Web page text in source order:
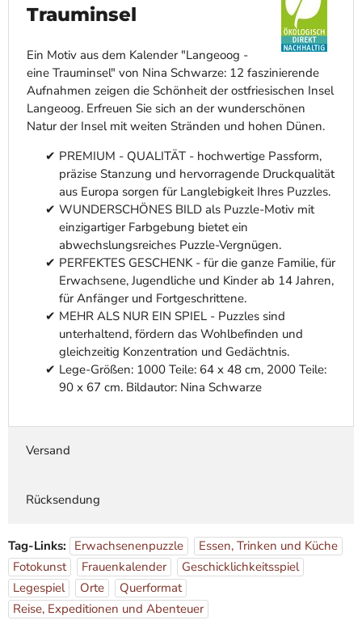
Trauminsel
Ein Motiv aus dem Kalender "Langeoog -
eine Trauminsel" von Nina Schwarze: 12 faszinierende
Aufnahmen zeigen die Schönheit der ostfriesischen Insel
Langeoog. Erfreuen Sie sich an der wunderschönen
Natur der Insel mit weiten Stränden und hohen Dünen.
PREMIUM - QUALITÄT - hochwertige Passform,
präzise Stanzung und hervorragende Druckqualität
aus Europa sorgen für Langlebigkeit Ihres Puzzles.
WUNDERSCHÖNES BILD als Puzzle-Motiv mit
einzigartiger Farbgebung bietet ein
abwechslungsreiches Puzzle-Vergnügen.
PERFEKTES GESCHENK - für die ganze Familie, für
Erwachsene, Jugendliche und Kinder ab 14 Jahren,
für Anfänger und Fortgeschrittene.
MEHR ALS NUR EIN SPIEL - Puzzles sind
unterhaltend, fördern das Wohlbefinden und
gleichzeitig Konzentration und Gedächtnis.
Lege-Größen: 1000 Teile: 64 x 48 cm, 2000 Teile:
90 x 67 cm. Bildautor: Nina Schwarze
Versand
Rücksendung
Tag-Links: Erwachsenenpuzzle
Essen, Trinken und Küche
Fotokunst
Frauenkalender
Geschicklichkeitsspiel
Legespiel
Orte
Querformat
Reise, Expeditionen und Abenteuer